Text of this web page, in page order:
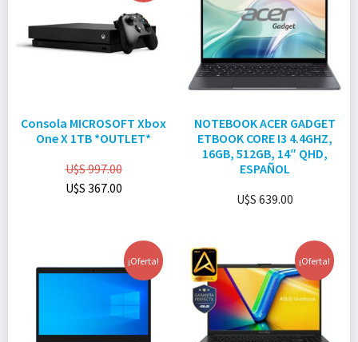
Consola MICROSOFT Xbox
One X 1TB *OUTLET*
U$S997.00
U$S 367.00
NOTEBOOK ACER GADGET
ETBOOK CORE I3 4.4GHZ,
16GB, 512GB, 14″ QHD,
ESPAÑOL
U$S 639.00
¡Oferta! ¡Oferta!